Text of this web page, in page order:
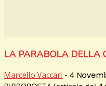
LA PARABOLA DELLA
Marcello Vaccari - 4